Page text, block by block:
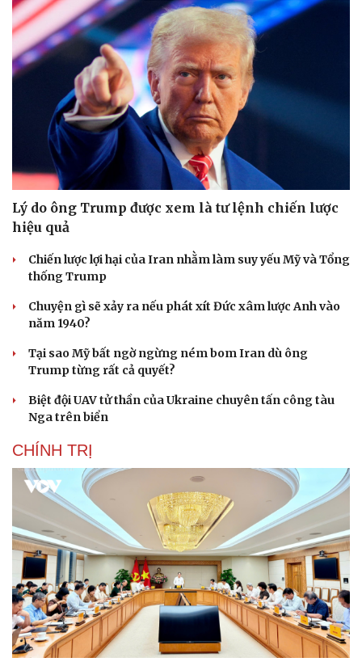
Cải chính
Lý do ông Trump được xem là tư lệnh chiến lược
hiệu quả
Chiến lược lợi hại của Iran nhằm làm suy yếu Mỹ và Tổng
thống Trump
Chuyện gì sẽ xảy ra nếu phát xít Đức xâm lược Anh vào
năm 1940?
Tại sao Mỹ bất ngờ ngừng ném bom Iran dù ông
Trump từng rất cả quyết?
Biệt đội UAV tử thần của Ukraine chuyên tấn công tàu
Nga trên biển
CHÍNH TRỊ